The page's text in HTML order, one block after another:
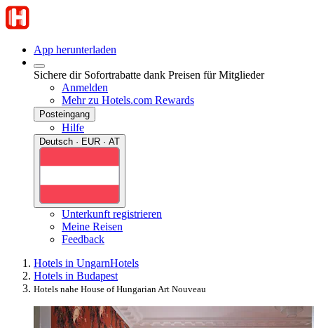
App herunterladen
Sichere dir Sofortrabatte dank Preisen für Mitglieder
Anmelden
Mehr zu Hotels.com Rewards
Posteingang
Hilfe
Deutsch · EUR · AT
Unterkunft registrieren
Meine Reisen
Feedback
Hotels in UngarnHotels
Hotels in Budapest
Hotels nahe House of Hungarian Art Nouveau